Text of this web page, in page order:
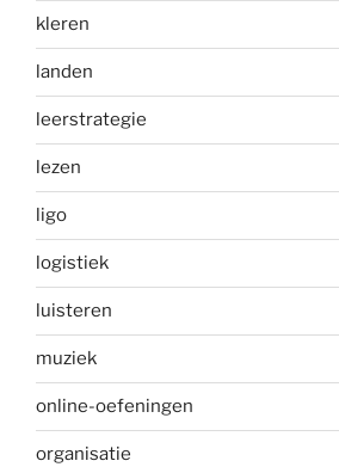
kleren
landen
leerstrategie
lezen
ligo
logistiek
luisteren
muziek
online-oefeningen
organisatie